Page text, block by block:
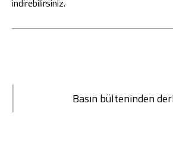
Basın bülteninden